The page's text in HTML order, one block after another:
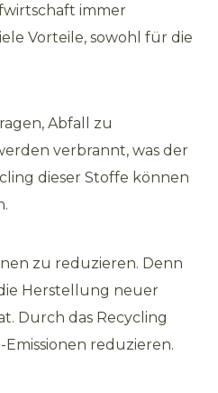
immer
Vorteile, sowohl für die
Abfall zu
verbrannt, was der
dieser Stoffe können
zu reduzieren. Denn
Herstellung neuer
Durch das Recycling
reduzieren.